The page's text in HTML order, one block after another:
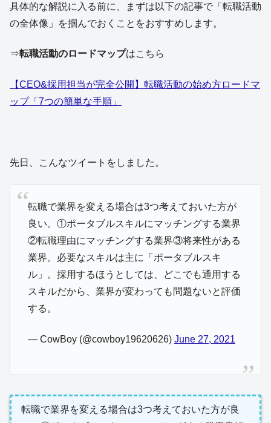
具体的な解説に入る前に、まずは以下の記事で「転職活動
の全体像」を掴んでおくことをおすすめします。
⇒転職活動のロードマップはこちら
【CEO&採用担当が完全公開】転職活動の始め方ロードマ
ップ「7つの簡単な手順」
先日、こんなツイートをしました。
転職で業界を変える場合は3つ考えておいた方が
良い。①ポータブルスキルにマッチングする業界
②転職理由にマッチングする業界③将来性がある
業界。必要なスキルは主に「ポータブルスキ
ル」。採用するほうとしては、どこでも通用する
スキルだから、業界が変わっても問題ないと評価
する。
— CowBoy (@cowboy19620626) June 27, 2021
転職で業界を変える場合は3つ考えておいた方が良